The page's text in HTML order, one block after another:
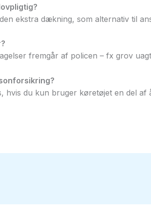
ekstra dækning, som alternativ til
fremgår af policen – fx grov
hvis du kun bruger køretøjet en del af